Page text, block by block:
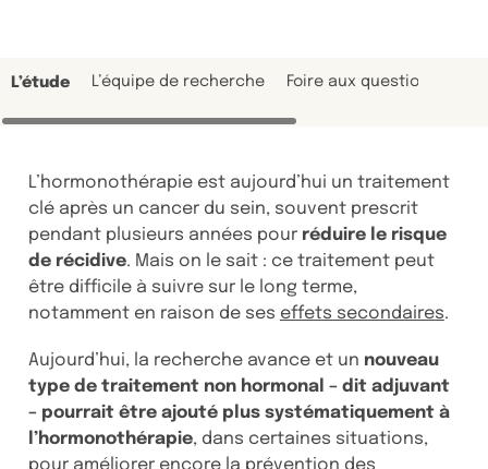
L’étude L’équipe de recherche Foire aux questions
L’hormonothérapie est aujourd’hui un traitement
clé après un cancer du sein, souvent prescrit
pendant plusieurs années pour réduire le risque
de récidive. Mais on le sait : ce traitement peut
être difficile à suivre sur le long terme,
notamment en raison de ses effets secondaires.
Aujourd’hui, la recherche avance et un nouveau
type de traitement non hormonal – dit adjuvant
– pourrait être ajouté plus systématiquement à
l’hormonothérapie, dans certaines situations,